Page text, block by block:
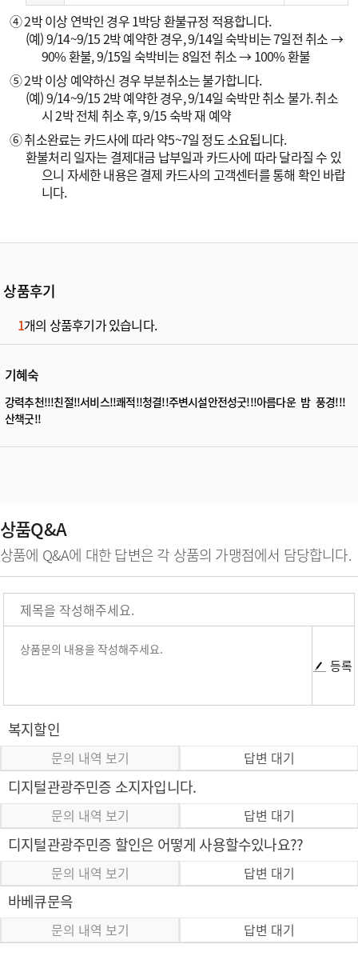
④ 2박 이상 연박인 경우 1박당 환불규정 적용합니다.
(예) 9/14~9/15 2박 예약한 경우, 9/14일 숙박비는 7일전 취소 →
90% 환불, 9/15일 숙박비는 8일전 취소 → 100% 환불
⑤ 2박 이상 예약하신 경우 부분취소는 불가합니다.
(예) 9/14~9/15 2박 예약한 경우, 9/14일 숙박만 취소 불가. 취소
시 2박 전체 취소 후, 9/15 숙박 재 예약
⑥ 취소완료는 카드사에 따라 약5~7일 정도 소요됩니다.
환불처리 일자는 결제대금 납부일과 카드사에 따라 달라질 수 있
으니 자세한 내용은 결제 카드사의 고객센터를 통해 확인 바랍
니다.
상품후기
1개의 상품후기가 있습니다.
기혜숙
강력추천!!!친절!!서비스!!쾌적!!청결!!주변시설안전성굿!!!아름다운 밤 풍경!!!
산책굿!!
상품Q&A
상품에 Q&A에 대한 답변은 각 상품의 가맹점에서 담당합니다.
등록
복지할인
문의 내역 보기 답변 대기
디지털관광주민증 소지자입니다.
문의 내역 보기 답변 대기
디지털관광주민증 할인은 어떻게 사용할수있나요??
문의 내역 보기 답변 대기
바베큐문윽
문의 내역 보기 답변 대기